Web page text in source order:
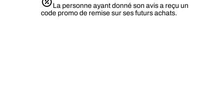
La personne ayant donné son avis a reçu un
code promo de remise sur ses futurs achats.